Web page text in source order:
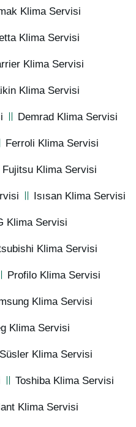
Klima Servisi
Klima Servisi
Klima Servisi
Klima Servisi
Demrad Klima Servisi
Ferroli Klima Servisi
Fujitsu Klima Servisi
Isısan Klima Servisi
Klima Servisi
Klima Servisi
Profilo Klima Servisi
Klima Servisi
Klima Servisi
Süsler Klima Servisi
Toshiba Klima Servisi
Klima Servisi